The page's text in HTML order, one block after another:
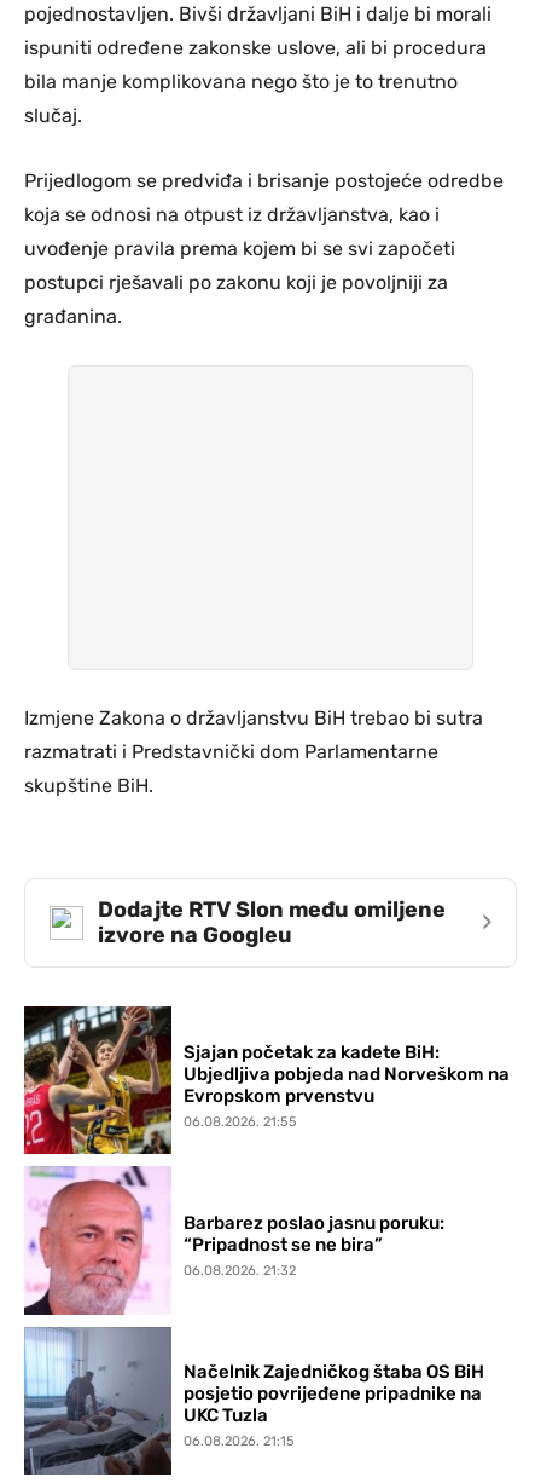
pojednostavljen. Bivši državljani BiH i dalje bi morali
ispuniti određene zakonske uslove, ali bi procedura
bila manje komplikovana nego što je to trenutno
slučaj.
Prijedlogom se predviđa i brisanje postojeće odredbe
koja se odnosi na otpust iz državljanstva, kao i
uvođenje pravila prema kojem bi se svi započeti
postupci rješavali po zakonu koji je povoljniji za
građanina.
Izmjene Zakona o državljanstvu BiH trebao bi sutra
razmatrati i Predstavnički dom Parlamentarne
skupštine BiH.
Dodajte RTV Slon među omiljene
izvore na Googleu
›
Sjajan početak za kadete BiH:
Ubjedljiva pobjeda nad Norveškom na
Evropskom prvenstvu
06.08.2026. 21:55
Barbarez poslao jasnu poruku:
“Pripadnost se ne bira”
06.08.2026. 21:32
Načelnik Zajedničkog štaba OS BiH
posjetio povrijeđene pripadnike na
UKC Tuzla
06.08.2026. 21:15